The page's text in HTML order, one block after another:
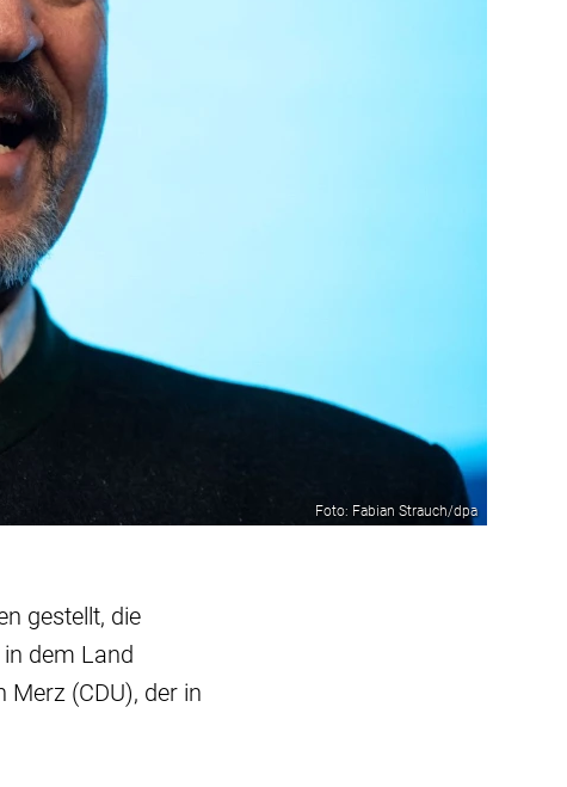
Foto: Fabian Strauch/dpa
gestellt, die
dem Land
(CDU), der in